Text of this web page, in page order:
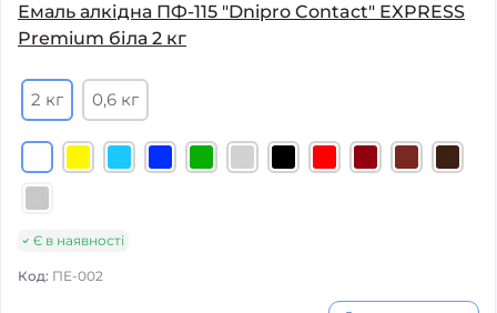
Емаль алкідна ПФ-115 "Dnipro Contact" EXPRESS
Premium біла 2 кг
2 кг 0,6 кг
Є в наявності
Код: ПЕ-002